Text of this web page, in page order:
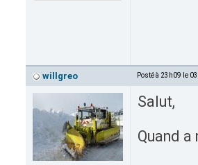
willgreo Posté à 23h09 le
Salut,
Quand a